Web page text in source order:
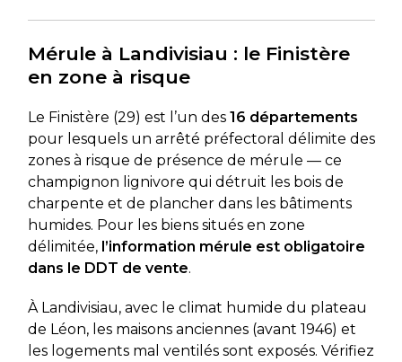
Mérule à Landivisiau : le Finistère
en zone à risque
Le Finistère (29) est l’un des 16 départements
pour lesquels un arrêté préfectoral délimite des
zones à risque de présence de mérule — ce
champignon lignivore qui détruit les bois de
charpente et de plancher dans les bâtiments
humides. Pour les biens situés en zone
délimitée, l’information mérule est obligatoire
dans le DDT de vente.
À Landivisiau, avec le climat humide du plateau
de Léon, les maisons anciennes (avant 1946) et
les logements mal ventilés sont exposés. Vérifiez